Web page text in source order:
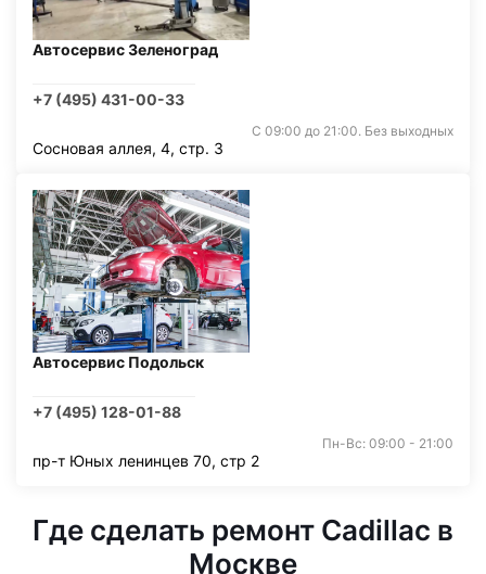
Автосервис Зеленоград
+7 (495) 431-00-33
С 09:00 до 21:00. Без выходных
Сосновая аллея, 4, стр. 3
Автосервис Подольск
+7 (495) 128-01-88
Пн-Вс: 09:00 - 21:00
пр-т Юных ленинцев 70, стр 2
Где сделать ремонт Cadillac в
Москве